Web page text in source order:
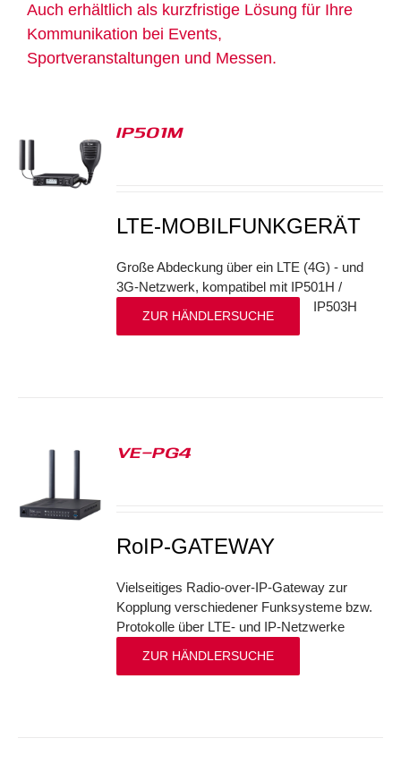
Auch erhältlich als kurzfristige Lösung für Ihre
Kommunikation bei Events,
Sportveranstaltungen und Messen.
IP501M
LTE-MOBILFUNKGERÄT
Große Abdeckung über ein LTE (4G) - und
3G-Netzwerk, kompatibel mit IP501H /
IP503H
ZUR HÄNDLERSUCHE
VE-PG4
RoIP-GATEWAY
Vielseitiges Radio-over-IP-Gateway zur
Kopplung verschiedener Funksysteme bzw.
Protokolle über LTE- und IP-Netzwerke
ZUR HÄNDLERSUCHE